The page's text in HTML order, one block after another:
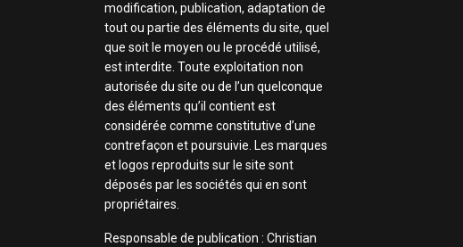
modification, publication, adaptation de
tout ou partie des éléments du site, quel
que soit le moyen ou le procédé utilisé,
est interdite. Toute exploitation non
autorisée du site ou de l’un quelconque
des éléments qu’il contient est
considérée comme constitutive d’une
contrefaçon et poursuivie. Les marques
et logos reproduits sur le site sont
déposés par les sociétés qui en sont
propriétaires.
Responsable de publication : Christian